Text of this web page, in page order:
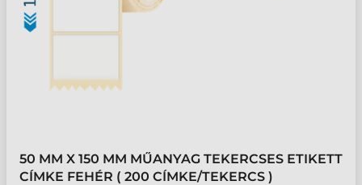
50 MM X 150 MM MŰANYAG TEKERCSES ETIKETT
CÍMKE FEHÉR ( 200 CÍMKE/TEKERCS )